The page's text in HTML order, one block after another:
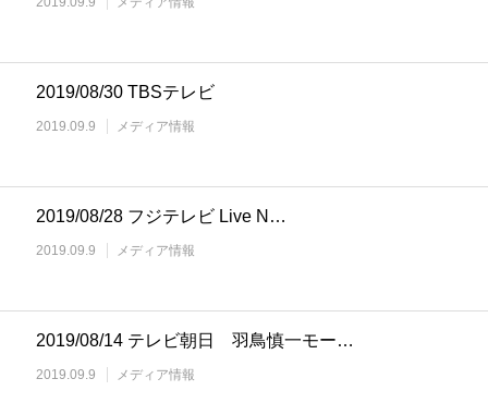
2019/08/30 TBSテレビ
2019.09.9 メディア情報
2019/08/28 フジテレビ Live N…
2019.09.9 メディア情報
2019/08/14 テレビ朝日 羽鳥慎一モー…
2019.09.9 メディア情報